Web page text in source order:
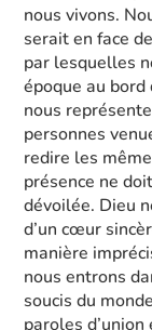
nous vivons.
serait en face
par lesquelles
époque au
nous
personnes
redire les
présence ne
dévoilée. Dieu
d’un cœur
manière
nous entrons
soucis du
paroles